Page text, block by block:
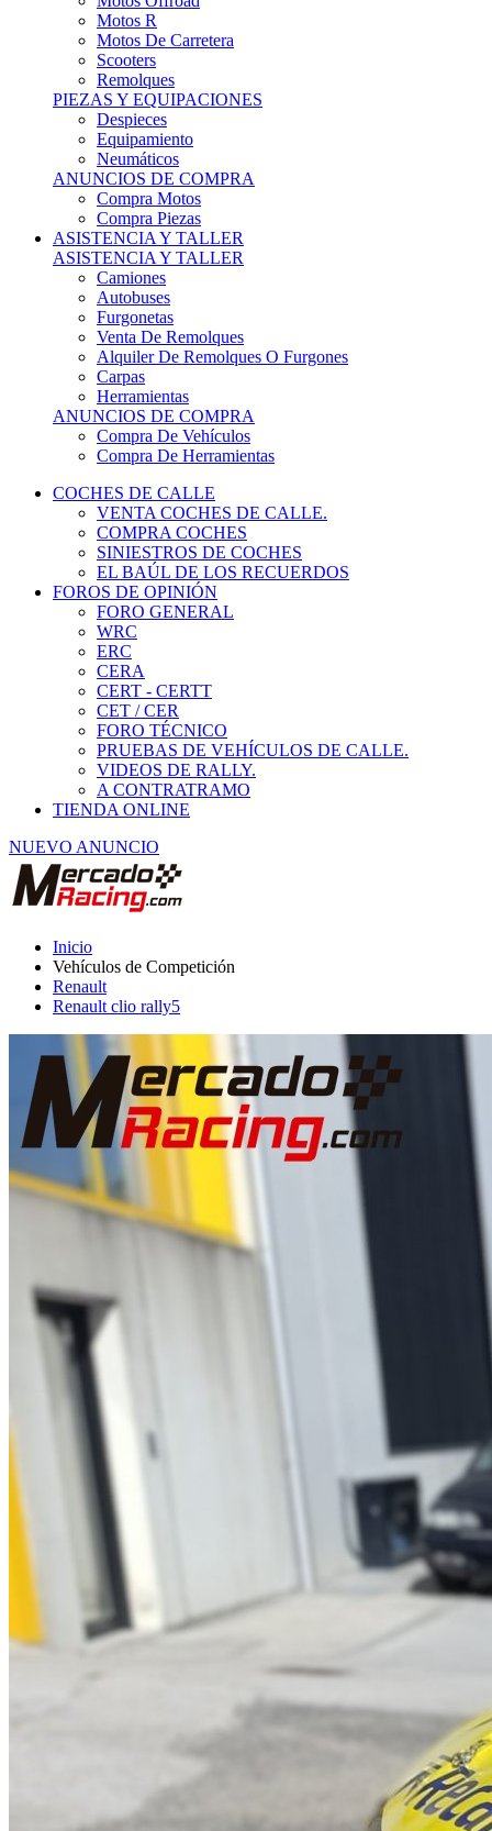
Motos R
Motos De Carretera
Scooters
Remolques
PIEZAS Y EQUIPACIONES
Despieces
Equipamiento
Neumáticos
ANUNCIOS DE COMPRA
Compra Motos
Compra Piezas
ASISTENCIA Y TALLER
ASISTENCIA Y TALLER
Camiones
Autobuses
Furgonetas
Venta De Remolques
Alquiler De Remolques O Furgones
Carpas
Herramientas
ANUNCIOS DE COMPRA
Compra De Vehículos
Compra De Herramientas
COCHES DE CALLE
VENTA COCHES DE CALLE.
COMPRA COCHES
SINIESTROS DE COCHES
EL BAÚL DE LOS RECUERDOS
FOROS DE OPINIÓN
FORO GENERAL
WRC
ERC
CERA
CERT - CERTT
CET / CER
FORO TÉCNICO
PRUEBAS DE VEHÍCULOS DE CALLE.
VIDEOS DE RALLY.
A CONTRATRAMO
TIENDA ONLINE
NUEVO ANUNCIO
Inicio
Vehículos de Competición
Renault
Renault clio rally5